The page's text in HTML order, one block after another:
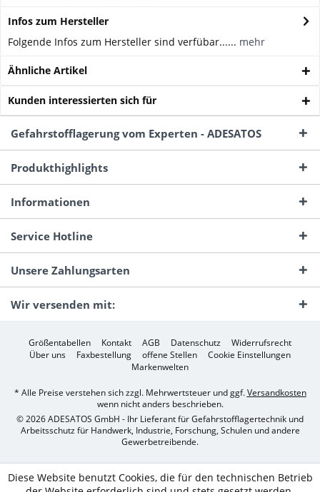
Infos zum Hersteller
Folgende Infos zum Hersteller sind verfübar...... mehr
Ähnliche Artikel
Kunden interessierten sich für
Gefahrstofflagerung vom Experten - ADESATOS
Produkthighlights
Informationen
Service Hotline
Unsere Zahlungsarten
Wir versenden mit:
Größentabellen Kontakt AGB Datenschutz
Widerrufsrecht
Über uns
Faxbestellung offene Stellen
Cookie Einstellungen
Markenwelten
* Alle Preise verstehen sich zzgl. Mehrwertsteuer und ggf.Versandkosten
wenn nicht anders beschrieben.
© 2026 ADESATOS GmbH - Ihr Lieferant für Gefahrstofflagertechnik und
Arbeitsschutz für Handwerk, Industrie, Forschung, Schulen und andere
Gewerbetreibende.
Diese Website benutzt Cookies, die für den technischen Betrieb